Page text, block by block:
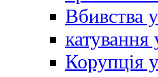
Вбивства у
катування